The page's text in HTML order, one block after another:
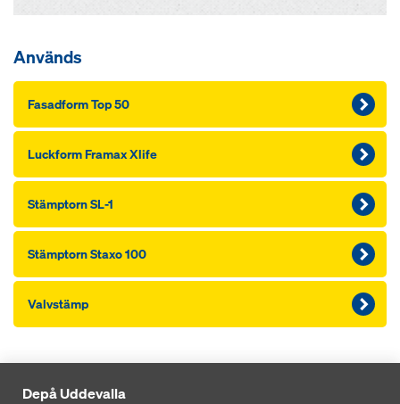
Används
Fasadform Top 50
Luckform Framax Xlife
Stämptorn SL-1
Stämptorn Staxo 100
Valvstämp
Depå Uddevalla